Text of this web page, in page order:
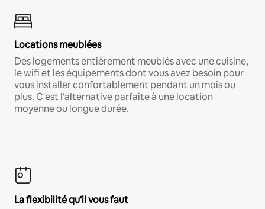
Locations meublées
Des logements entièrement meublés avec une cuisine,
le wifi et les équipements dont vous avez besoin pour
vous installer confortablement pendant un mois ou
plus. C'est l'alternative parfaite à une location
moyenne ou longue durée.
La flexibilité qu'il vous faut